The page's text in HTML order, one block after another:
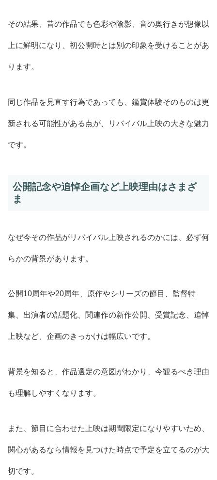
その結果、昔の作品でも色彩や陰影、音の奥行きが想像以
上に鮮明になり、初公開時とは別の印象を受けることがあ
ります。
同じ作品を見直す行為であっても、鑑賞体験そのものは更
新される可能性がある点が、リバイバル上映の大きな魅力
です。
公開記念や追悼企画など上映理由はさまざ
ま
なぜ今その作品がリバイバル上映されるのかには、必ず何
らかの背景があります。
公開10周年や20周年、原作やシリーズの節目、監督特
集、出演者の話題化、関連作の新作公開、受賞記念、追悼
上映など、企画のきっかけは幅広いです。
背景を知ると、作品選定の意図がわかり、今観るべき理由
も理解しやすくなります。
また、節目に合わせた上映は期間限定になりやすいため、
関心があるなら情報を見つけた時点で予定を立てるのが大
切です。